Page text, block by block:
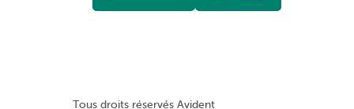
Tous droits réservés Avident